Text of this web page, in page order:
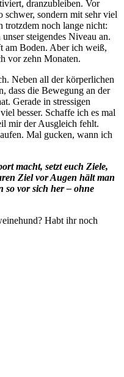
dranzubleiben. Vor
schwer, sondern mit sehr viel
trotzdem noch lange nicht:
steigendes Niveau an.
am Boden. Aber ich weiß,
vor zehn Monaten.
Neben all der körperlichen
dass die Bewegung an der
Gerade in stressigen
besser. Schaffe ich es mal
mir der Ausgleich fehlt.
Mal gucken, wann ich
macht, setzt euch Ziele,
Ziel vor Augen hält man
so vor sich her – ohne
Habt ihr noch